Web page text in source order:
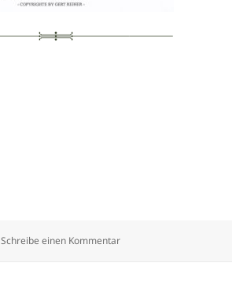
Schreibe einen Kommentarzu Victoria –